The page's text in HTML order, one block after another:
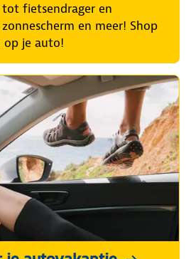
fietsendrager en
en meer! Shop
op je auto!